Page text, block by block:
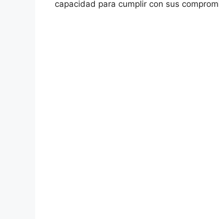
capacidad⁣ para cumplir con sus